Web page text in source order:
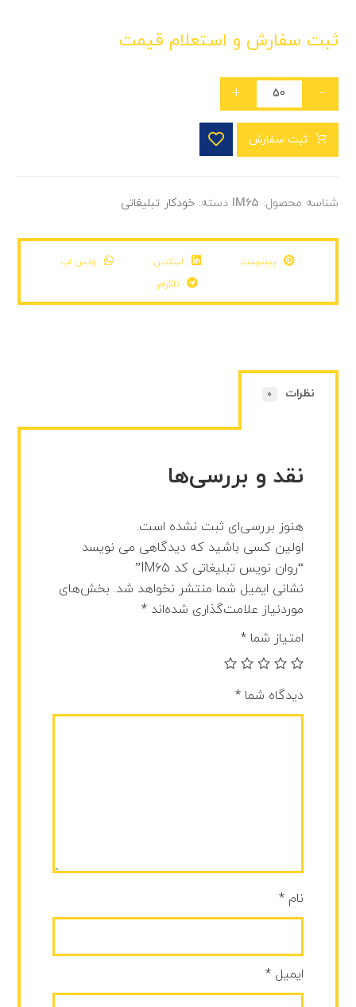
ثبت سفارش و استعلام قیمت
-
+
ثبت سفارش
شناسه محصول: IM65 دسته:خودکار تبلیغاتی
پینترست لینکدین
واتس اپ
تلگرام
نظرات 0
نقد و بررسی‌ها
هنوز بررسی‌ای ثبت نشده است.
اولین کسی باشید که دیدگاهی می نویسد
“روان نویس تبلیغاتی کد IM65”
نشانی ایمیل شما منتشر نخواهد شد. بخش‌های
موردنیاز علامت‌گذاری شده‌اند*
امتیاز شما*
دیدگاه شما*
نام*
ایمیل*